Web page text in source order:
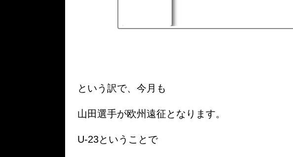
という訳で、今月も
山田選手が欧州遠征となります。
U-23ということで